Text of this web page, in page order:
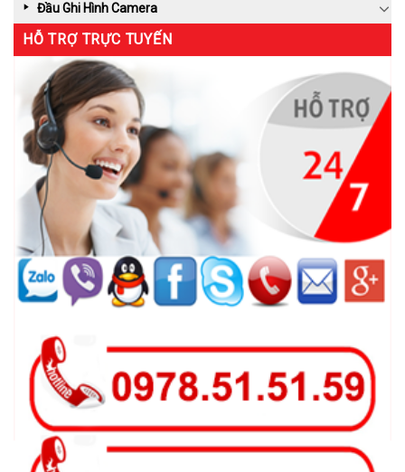
Đầu Ghi Hình Camera
HỖ TRỢ TRỰC TUYẾN